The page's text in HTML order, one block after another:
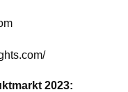
2023: